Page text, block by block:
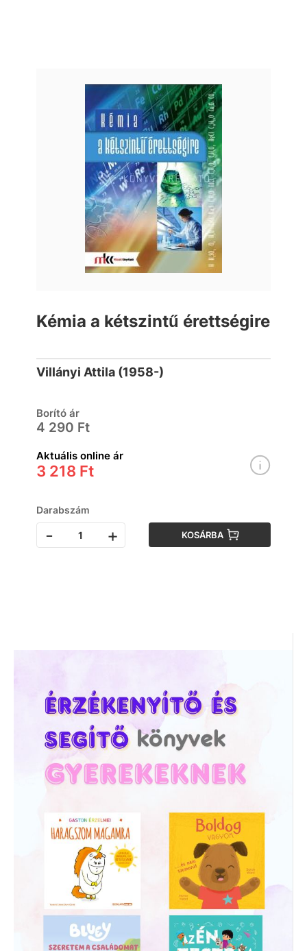
Kémia a kétszintű érettségire
Villányi Attila (1958-)
Borító ár
4 290 Ft
Aktuális online ár
3 218 Ft
Darabszám
- + KOSÁRBA